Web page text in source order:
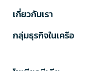
เกี่ยวกับเรา
กลุ่มธุรกิจในเครือ